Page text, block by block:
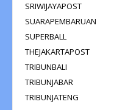
SRIWIJAYAPOST
SUARAPEMBARUAN
SUPERBALL
THEJAKARTAPOST
TRIBUNBALI
TRIBUNJABAR
TRIBUNJATENG